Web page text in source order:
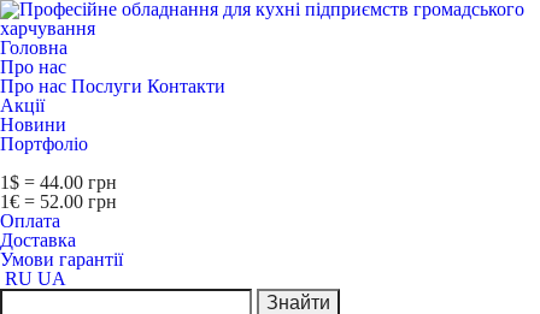
Головна
Про нас
Про нас Послуги Контакти
Акції
Новини
Портфоліо
1$ = 44.00 грн
1€ = 52.00 грн
Оплата
Доставка
Умови гарантії
RU UA
Знайти